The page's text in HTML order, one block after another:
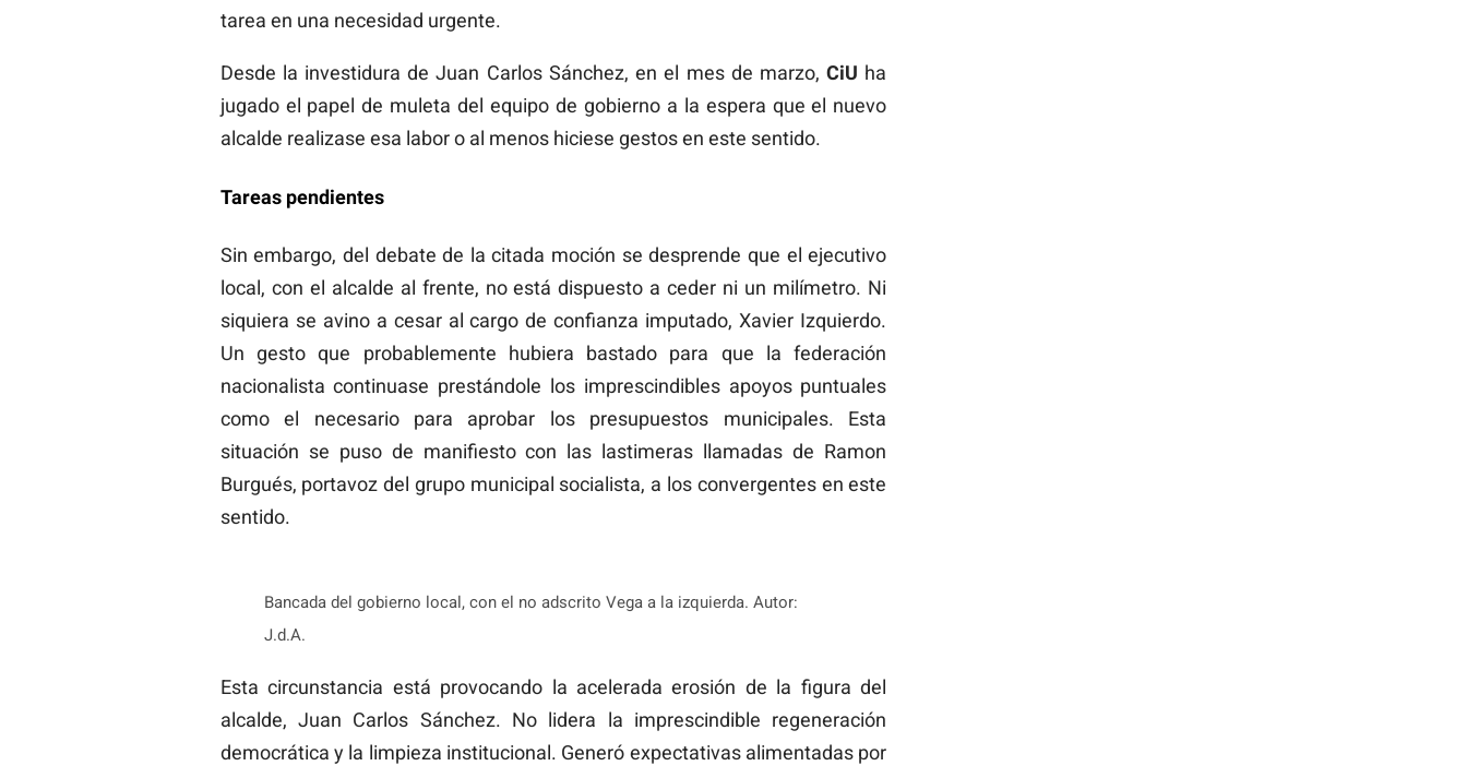
tarea en una necesidad urgente.
Desde la investidura de Juan Carlos Sánchez, en el mes de marzo,CiU ha
jugado el papel de muleta del equipo de gobierno a la espera que el nuevo
alcalde realizase esa labor o al menos hiciese gestos en este sentido.
Tareas pendientes
Sin embargo, del debate de la citada moción se desprende que el ejecutivo
local, con el alcalde al frente, no está dispuesto a ceder ni un milímetro. Ni
siquiera se avino a cesar al cargo de confianza imputado, Xavier Izquierdo.
Un gesto que probablemente hubiera bastado para que la federación
nacionalista continuase prestándole los imprescindibles apoyos puntuales
como el necesario para aprobar los presupuestos municipales. Esta
situación se puso de manifiesto con las lastimeras llamadas de Ramon
Burgués, portavoz del grupo municipal socialista, a los convergentes en este
sentido.
Bancada del gobierno local, con el no adscrito Vega a la izquierda. Autor:
J.d.A.
Esta circunstancia está provocando la acelerada erosión de la figura del
alcalde, Juan Carlos Sánchez. No lidera la imprescindible regeneración
democrática y la limpieza institucional. Generó expectativas alimentadas por